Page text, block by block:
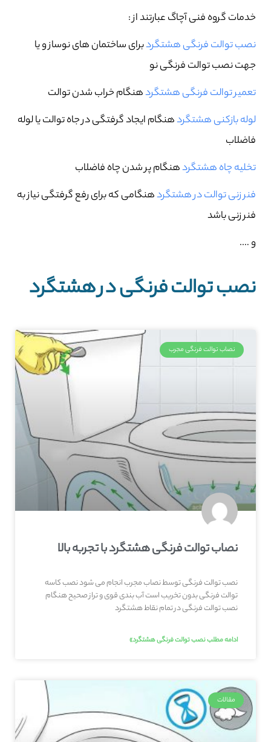
خدمات گروه فنی آچاگ عبارتند از :
نصب توالت فرنگی هشتگردبرای ساختمان های نوساز و یا
جهت نصب توالت فرنگی نو
تعمیر توالت فرنگی هشتگردهنگام خراب شدن توالت
لوله بازکنی هشتگردهنگام ایجاد گرفتگی در جاه توالت یا لوله
فاضلاب
تخلیه چاه هشتگردهنگام پر شدن چاه فاضلاب
فنر زنی توالت در هشتگردهنگامی که برای رفع گرفتگی نیاز به
فنر زنی باشد
و ….
نصب توالت فرنگی در هشتگرد
نصاب توالت فرنگی مجرب
نصاب توالت فرنگی هشتگرد با تجربه بالا
نصب توالت فرنگی توسط نصاب مجرب انجام می شود نصب کاسه
توالت فرنگی بدون تخریب است آب بندی قوی و تراز صحیح هنگام
نصب توالت فرنگی در تمام نقاط هشتگرد
ادامه مطلب نصب توالت فرنگی هشتگرد»
مقالات